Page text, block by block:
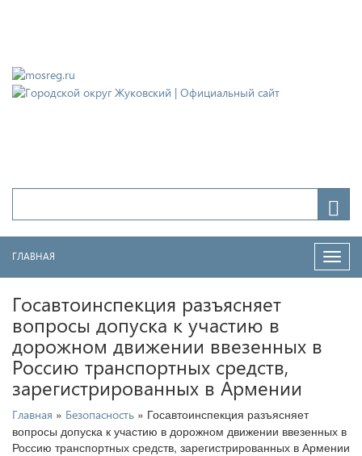
ГЛАВНАЯ
Госавтоинспекция разъясняет
вопросы допуска к участию в
дорожном движении ввезенных в
Россию транспортных средств,
зарегистрированных в Армении
Главная » Безопасность » Госавтоинспекция разъясняет
вопросы допуска к участию в дорожном движении ввезенных в
Россию транспортных средств, зарегистрированных в Армении